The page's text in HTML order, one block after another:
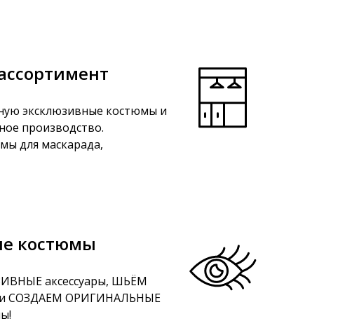
эксклюзивные костюмы и
производство.
для маскарада,
костюмы
аксессуары, ШЬЁМ
СОЗДАЕМ ОРИГИНАЛЬНЫЕ